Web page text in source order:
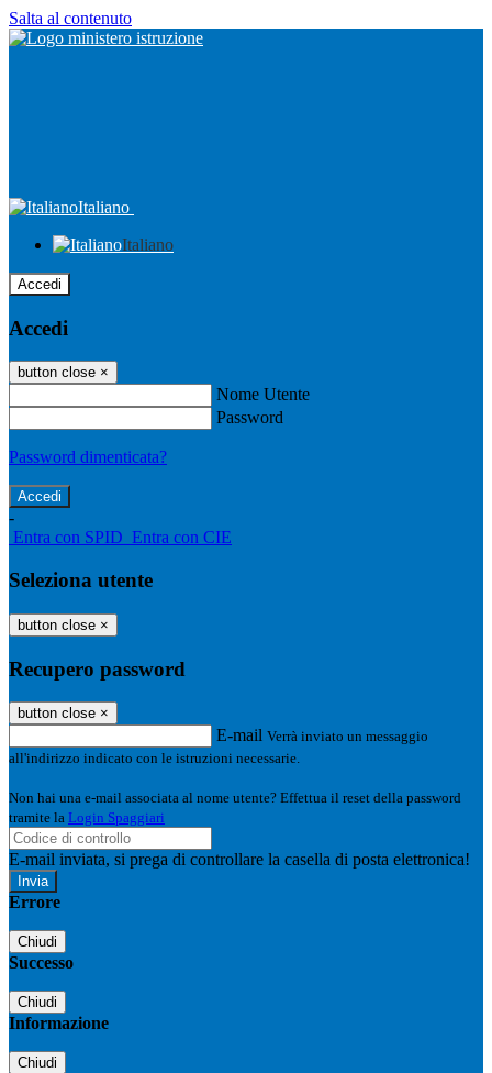
Salta al contenuto
Italiano
Italiano
Accedi
Accedi
button close ×
Nome Utente
Password
Password dimenticata?
-
Entra con SPID Entra con CIE
Seleziona utente
button close ×
Recupero password
button close ×
E-mail Verrà inviato un messaggio
all'indirizzo indicato con le istruzioni necessarie.
Non hai una e-mail associata al nome utente? Effettua il reset della password
tramite la Login Spaggiari
E-mail inviata, si prega di controllare la casella di posta elettronica!
Errore
Chiudi
Successo
Chiudi
Informazione
Chiudi